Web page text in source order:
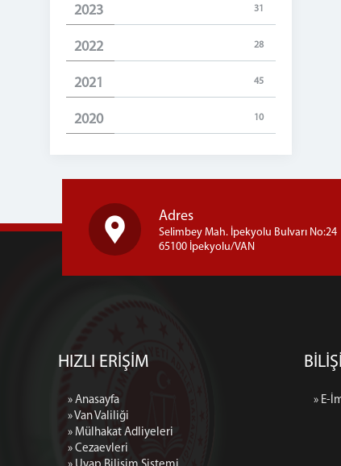
2023 31
2022 28
2021 45
2020 10
Adres
Selimbey Mah. İpekyolu Bulvarı No:24
65100 İpekyolu/VAN
HIZLI ERİŞİM
» Anasayfa
» Van Valiliği
» Mülhakat Adliyeleri
» Cezaevleri
» E-